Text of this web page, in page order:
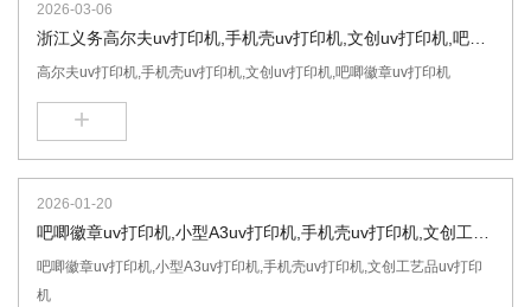
2026-03-06
浙江义务高尔夫uv打印机,手机壳uv打印机,文创uv打印机,吧唧
高尔夫uv打印机,手机壳uv打印机,文创uv打印机,吧唧徽章uv打印机
+
2026-01-20
吧唧徽章uv打印机,小型A3uv打印机,手机壳uv打印机,文创工艺
吧唧徽章uv打印机,小型A3uv打印机,手机壳uv打印机,文创工艺品uv打印
机